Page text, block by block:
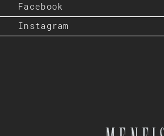
Facebook
Instagram